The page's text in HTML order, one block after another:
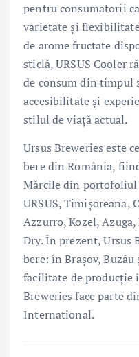
pentru consumatorii
varietate și
de arome fructate
sticlă, URSUS Cooler
de consum din timpul
accesibilitate și
stilul de viață actual.
Ursus Breweries este
bere din România,
Mărcile din portofoliul
URSUS, Timișoreana,
Azzurro, Kozel,
Dry. În prezent, Ursus
bere: în Brașov,
facilitate de producție
Breweries face parte
International.